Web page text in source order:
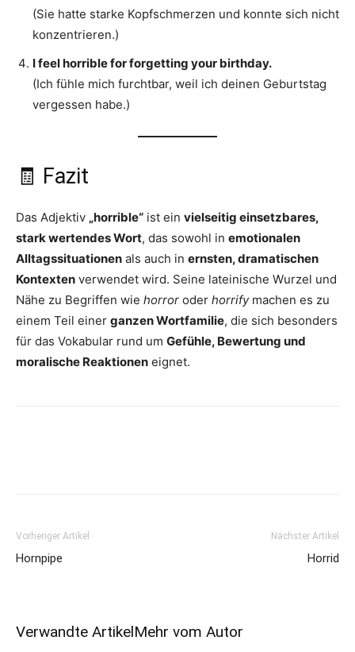
(Sie hatte starke Kopfschmerzen und konnte sich nicht
konzentrieren.)
I feel horrible for forgetting your birthday.
(Ich fühle mich furchtbar, weil ich deinen Geburtstag
vergessen habe.)
🧾 Fazit
Das Adjektiv „horrible“ ist ein vielseitig einsetzbares,
stark wertendes Wort, das sowohl in emotionalen
Alltagssituationen als auch in ernsten, dramatischen
Kontexten verwendet wird. Seine lateinische Wurzel und
Nähe zu Begriffen wie horror oder horrifymachen es zu
einem Teil einer ganzen Wortfamilie, die sich besonders
für das Vokabular rund um Gefühle, Bewertung und
moralische Reaktionen eignet.
Vorheriger Artikel
Hornpipe
Nächster Artikel
Horrid
Verwandte ArtikelMehr vom Autor